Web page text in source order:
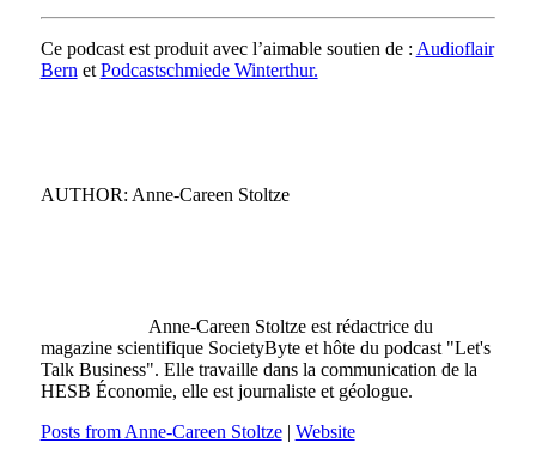
Ce podcast est produit avec l’aimable soutien de : Audioflair
BernetPodcastschmiede Winterthur.
AUTHOR: Anne-Careen Stoltze
Anne-Careen Stoltze est rédactrice du
magazine scientifique SocietyByte et hôte du podcast "Let's
Talk Business". Elle travaille dans la communication de la
HESB Économie, elle est journaliste et géologue.
Posts from Anne-Careen Stoltze| Website